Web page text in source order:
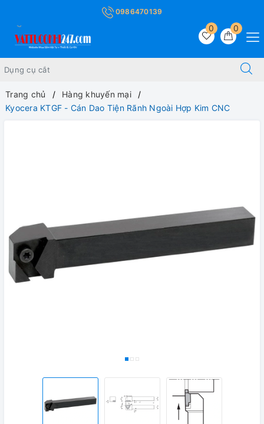
0986470139
0
0
Trang chủ
Hàng khuyến mại
Kyocera KTGF - Cán Dao Tiện Rãnh Ngoài Hợp Kim CNC